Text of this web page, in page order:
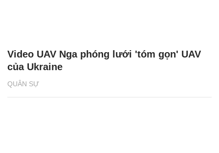
QUÂN SỰ
Video UAV Nga phóng lưới 'tóm gọn' UAV
của Ukraine